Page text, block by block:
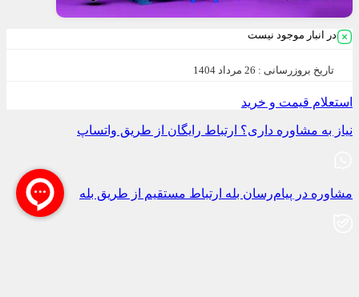
در انبار موجود نیست
تاریخ بروزرسانی : 26 مرداد 1404
استعلام قیمت و خرید
نیاز به مشاوره داری؟ ارتباط رایگان از طریق واتساپ
مشاوره در پیام‌رسان بله ارتباط مستقیم از طریق بله